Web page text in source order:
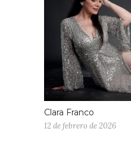
Clara Franco
12 de febrero de 2026